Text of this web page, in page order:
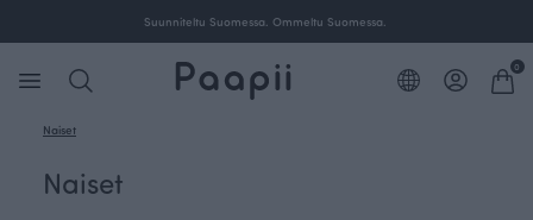
Suunniteltu Suomessa. Ommeltu Suomessa.
0
Naiset
Naiset